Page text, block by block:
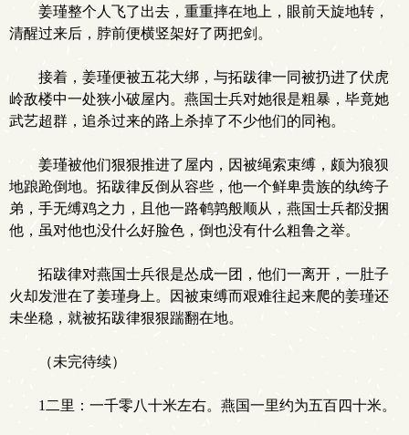
姜瑾整个人飞了出去，重重摔在地上，眼前天旋地转，
清醒过来后，脖前便横竖架好了两把剑。
接着，姜瑾便被五花大绑，与拓跋律一同被扔进了伏虎
岭敌楼中一处狭小破屋内。燕国士兵对她很是粗暴，毕竟她
武艺超群，追杀过来的路上杀掉了不少他们的同袍。
姜瑾被他们狠狠推进了屋内，因被绳索束缚，颇为狼狈
地踉跄倒地。拓跋律反倒从容些，他一个鲜卑贵族的纨绔子
弟，手无缚鸡之力，且他一路鹌鹑般顺从，燕国士兵都没捆
他，虽对他也没什么好脸色，倒也没有什么粗鲁之举。
拓跋律对燕国士兵很是怂成一团，他们一离开，一肚子
火却发泄在了姜瑾身上。因被束缚而艰难往起来爬的姜瑾还
未坐稳，就被拓跋律狠狠踹翻在地。
（未完待续）
1二里：一千零八十米左右。燕国一里约为五百四十米。